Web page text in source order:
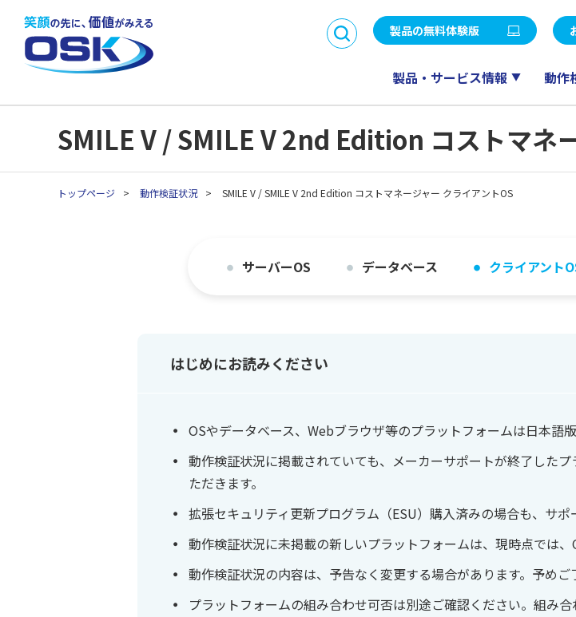
製品の無料体験版
製品・サービス情報 動作
から探す
業務目的で探す
業種別製品・サービス
を探す
SMILE V Air / SMILE V 2nd Edition
販売
CTI
生産革新 Raijin
沿革 事業所一覧 決算公告
パートナープログラ
API連携開発パートナ
ー制度
SMILE V / SMILE V 2nd Edition コストマネ
トップページ > 動作検証状況 > SMILE V / SMILE V 2nd Edition コストマネージャー クライアントOS
サーバーOS データベース クライアント
はじめにお読みください
OSやデータベース、Webブラウザ等のプラットフォームは日本語版
動作検証状況に掲載されていても、メーカーサポートが終了した
ただきます。
拡張セキュリティ更新プログラム（ESU）購入済みの場合も、サポ
動作検証状況に未掲載の新しいプラットフォームは、現時点では
動作検証状況の内容は、予告なく変更する場合があります。予めご
プラットフォームの組み合わせ可否は別途ご確認ください。組み合